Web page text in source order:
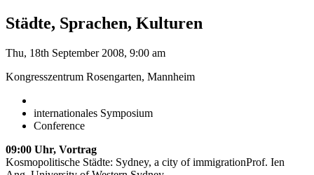
Städte, Sprachen, Kulturen
Thu, 18th September 2008, 9:00 am
Kongresszentrum Rosengarten, Mannheim
internationales Symposium
Conference
09:00 Uhr, Vortrag
Kosmopolitische Städte: Sydney, a city of immigrationProf. Ien